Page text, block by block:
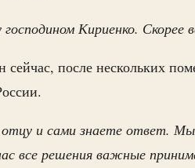
Кириенко. Скорее
сейчас, после нескольких
и сами знаете ответ.
все решения важные